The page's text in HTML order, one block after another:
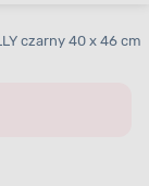
czarny 40 x 46 cm